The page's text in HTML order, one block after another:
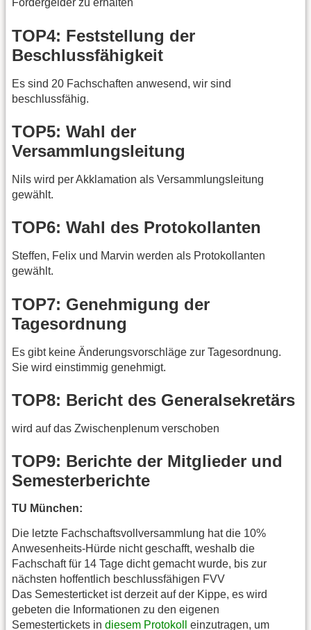
Fördergelder zu erhalten
TOP4: Feststellung der
Beschlussfähigkeit
Es sind 20 Fachschaften anwesend, wir sind
beschlussfähig.
TOP5: Wahl der
Versammlungsleitung
Nils wird per Akklamation als Versammlungsleitung
gewählt.
TOP6: Wahl des Protokollanten
Steffen, Felix und Marvin werden als Protokollanten
gewählt.
TOP7: Genehmigung der
Tagesordnung
Es gibt keine Änderungsvorschläge zur Tagesordnung.
Sie wird einstimmig genehmigt.
TOP8: Bericht des Generalsekretärs
wird auf das Zwischenplenum verschoben
TOP9: Berichte der Mitglieder und
Semesterberichte
TU München:
Die letzte Fachschaftsvollversammlung hat die 10%
Anwesenheits-Hürde nicht geschafft, weshalb die
Fachschaft für 14 Tage dicht gemacht wurde, bis zur
nächsten hoffentlich beschlussfähigen FVV
Das Semesterticket ist derzeit auf der Kippe, es wird
gebeten die Informationen zu den eigenen
Semestertickets in diesem Protokoll einzutragen, um